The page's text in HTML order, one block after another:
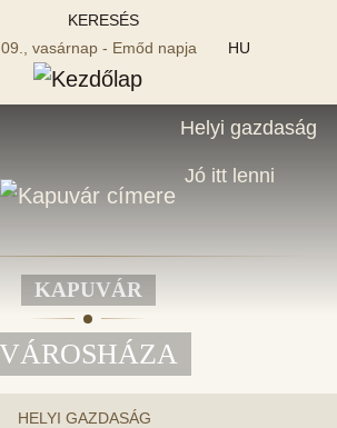
KERESÉS
vasárnap - Emőd napja
HU
Helyi gazdaság
Jó itt lenni
KAPUVÁR
VÁROSHÁZA
HELYI GAZDASÁG